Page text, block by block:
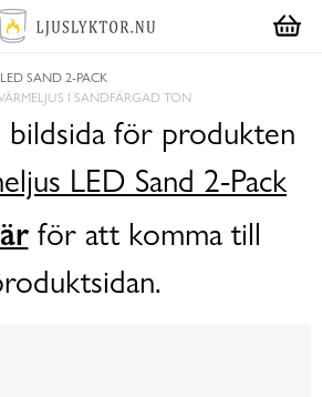
SAND 2-PACK
I SANDFÄRGAD TON
bildsida för produkten
LED Sand 2-Pack
för att komma till